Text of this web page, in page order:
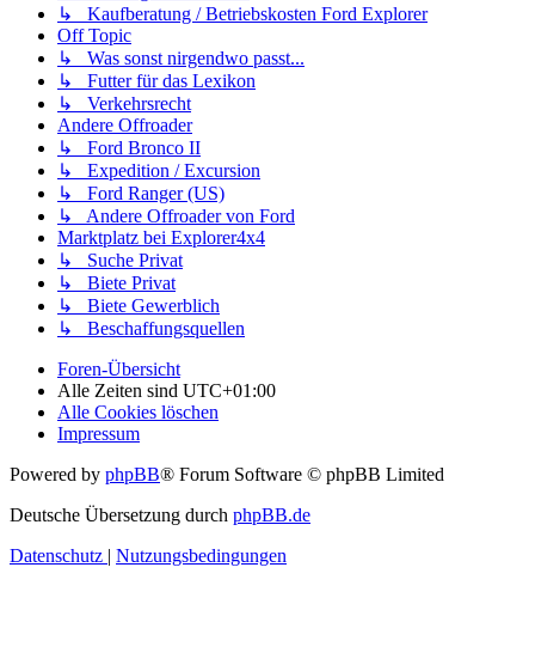
↳ Kaufberatung / Betriebskosten Ford Explorer
Off Topic
↳ Was sonst nirgendwo passt...
↳ Futter für das Lexikon
↳ Verkehrsrecht
Andere Offroader
↳ Ford Bronco II
↳ Expedition / Excursion
↳ Ford Ranger (US)
↳ Andere Offroader von Ford
Marktplatz bei Explorer4x4
↳ Suche Privat
↳ Biete Privat
↳ Biete Gewerblich
↳ Beschaffungsquellen
Foren-Übersicht
Alle Zeiten sind UTC+01:00
Alle Cookies löschen
Impressum
Powered by phpBB® Forum Software © phpBB Limited
Deutsche Übersetzung durch phpBB.de
Datenschutz | Nutzungsbedingungen